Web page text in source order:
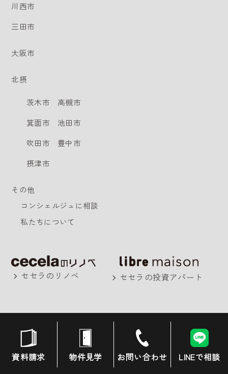
資料請求 物件見学 お問い合わせ LINEで相談
川西市
三田市
大阪市
北摂
茨木市
高槻市
箕面市
池田市
吹田市
豊中市
摂津市
その他
コンシェルジュに相談
私たちについて
セセラのリノベ セセラの投資アパート